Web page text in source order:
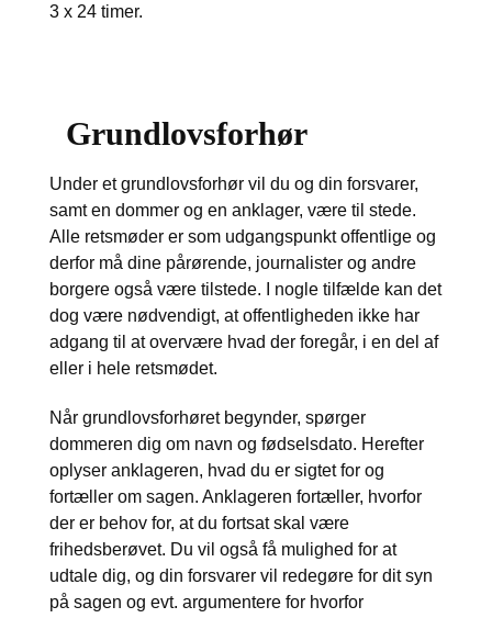
3 x 24 timer.
Grundlovsforhør
Under et grundlovsforhør vil du og din forsvarer,
samt en dommer og en anklager, være til stede.
Alle retsmøder er som udgangspunkt offentlige og
derfor må dine pårørende, journalister og andre
borgere også være tilstede. I nogle tilfælde kan det
dog være nødvendigt, at offentligheden ikke har
adgang til at overvære hvad der foregår, i en del af
eller i hele retsmødet.
Når grundlovsforhøret begynder, spørger
dommeren dig om navn og fødselsdato. Herefter
oplyser anklageren, hvad du er sigtet for og
fortæller om sagen. Anklageren fortæller, hvorfor
der er behov for, at du fortsat skal være
frihedsberøvet. Du vil også få mulighed for at
udtale dig, og din forsvarer vil redegøre for dit syn
på sagen og evt. argumentere for hvorfor